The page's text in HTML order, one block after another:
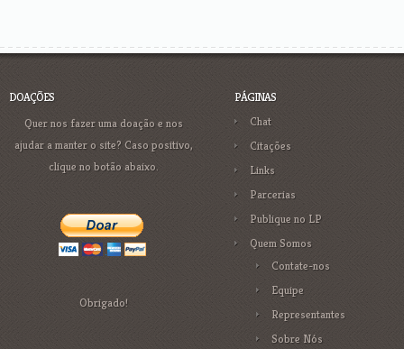
DOAÇÕES
Quer nos fazer uma doação e nos
ajudar a manter o site? Caso positivo,
clique no botão abaixo.
Obrigado!
PÁGINAS
Chat
Citações
Links
Parcerias
Publique no LP
Quem Somos
Contate-nos
Equipe
Representantes
Sobre Nós